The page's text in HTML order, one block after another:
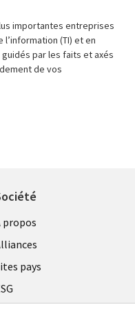
importantes entreprises
(TI) et en
par les faits et axés
de vos
propos
pays